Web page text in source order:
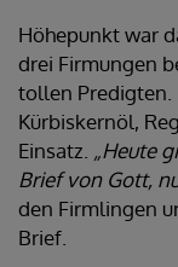
Höhepunkt war
drei Firmungen
tollen Predigten.
Kürbiskernöl,
Einsatz. „Heute
Brief von Gott,
den Firmlingen
Brief.